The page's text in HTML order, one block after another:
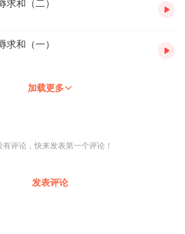
求和（二）
求和（一）
加载更多
有评论，快来发表第一个评论！
发表评论